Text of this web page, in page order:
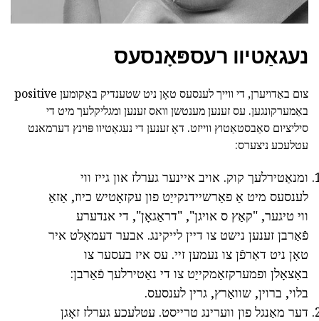
נעגאַטיוו רעספּאָנסעס
צום באַדויערן, די ווייך לענסעס טאָן ניט שטענדיק באַקומען positive
באַמערקונגען. עס זענען מענטשן וואס זענען ומגליקלעך מיט די
סיליציום סאַבסטאַטוץ ווייזט. דאָ זענען די נעגאַטיוו פּוינץ דערמאנט
עטלעכע ניצערס:
ומנאַטירלעך קוק. אויב איינער גערלז און גייז ווי
לענסעס מיט אַ פאַרשיידנקייַט פון עקזאָטיש כיוז, אַזאַ
ווי טיגער, "קאַץ ס אויגן", "דראַגאָן", די אנדערע
פֿאַרבן זענען נישט צו דיין לייקינג. אבער דעמאָלט איר
טאָן ניט דאַרפֿן צו נעמען זיי. עס איז בעסער צו
באַצאָלן ופמערקזאַמקייַט צו די נאַטירלעך פֿאַרבן:
בלוי, ברוין, שוואַרץ, גרין לענסעס.
דער מאַנגל פון ווערינג טרייסט. עטלעכע גערלז זאָגן